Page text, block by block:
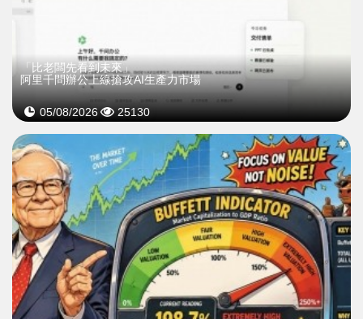
「比老闆先看到未來」
阿里千問辦公上線搶攻AI生產力市場
05/08/2026 25130